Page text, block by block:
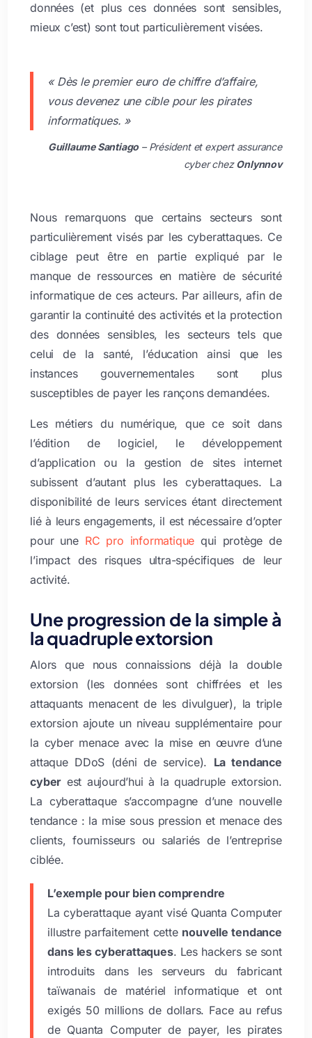
données (et plus ces données sont sensibles,
mieux c’est) sont tout particulièrement visées.
« Dès le premier euro de chiffre d’affaire,
vous devenez une cible pour les pirates
informatiques. »
Guillaume Santiago – Président et expert assurance
cyber chezOnlynnov
Nous remarquons que certains secteurs sont
particulièrement visés par les cyberattaques. Ce
ciblage peut être en partie expliqué par le
manque de ressources en matière de sécurité
informatique de ces acteurs. Par ailleurs, afin de
garantir la continuité des activités et la protection
des données sensibles, les secteurs tels que
celui de la santé, l’éducation ainsi que les
instances gouvernementales sont plus
susceptibles de payer les rançons demandées.
Les métiers du numérique, que ce soit dans
l’édition de logiciel, le développement
d’application ou la gestion de sites internet
subissent d’autant plus les cyberattaques. La
disponibilité de leurs services étant directement
lié à leurs engagements, il est nécessaire d’opter
pour une RC pro informatique qui protège de
l’impact des risques ultra-spécifiques de leur
activité.
Une progression de la simple à
la quadruple extorsion
Alors que nous connaissions déjà la double
extorsion (les données sont chiffrées et les
attaquants menacent de les divulguer), la triple
extorsion ajoute un niveau supplémentaire pour
la cyber menace avec la mise en œuvre d’une
attaque DDoS (déni de service). La tendance
cyber est aujourd’hui à la quadruple extorsion.
La cyberattaque s’accompagne d’une nouvelle
tendance : la mise sous pression et menace des
clients, fournisseurs ou salariés de l’entreprise
ciblée.
L’exemple pour bien comprendre
La cyberattaque ayant visé Quanta Computer
illustre parfaitement cette nouvelle tendance
dans les cyberattaques. Les hackers se sont
introduits dans les serveurs du fabricant
taïwanais de matériel informatique et ont
exigés 50 millions de dollars. Face au refus
de Quanta Computer de payer, les pirates